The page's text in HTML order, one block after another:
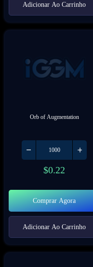
Adicionar Ao Carrinho
Orb of Augmentation
$0.22
Comprar Agora
Adicionar Ao Carrinho